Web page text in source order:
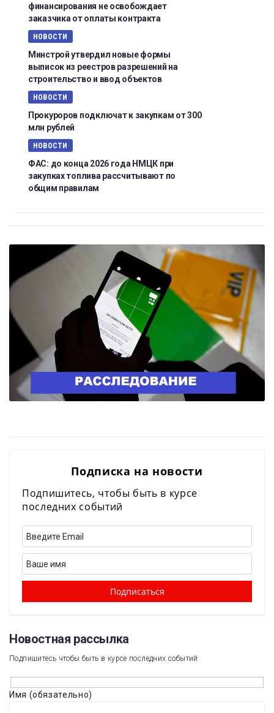
финансирования не освобождает
заказчика от оплаты контракта
НОВОСТИ
Минстрой утвердил новые формы
выписок из реестров разрешений на
строительство и ввод объектов
НОВОСТИ
Прокуроров подключат к закупкам от 300
млн рублей
НОВОСТИ
ФАС: до конца 2026 года НМЦК при
закупках топлива рассчитывают по
общим правилам
Подписка на новости
Подпишитесь, чтобы быть в курсе
последних событий
Новостная рассылка​
Подпишитесь чтобы быть в курсе последних событий
Имя (обязательно)